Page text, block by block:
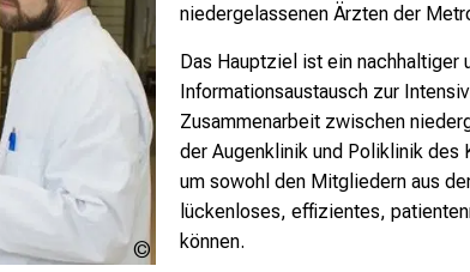
augennetz-
niedergelassenen Ärzten der
Das Hauptziel ist ein nachhaltiger
Informationsaustausch zur
Zusammenarbeit zwischen
der Augenklinik und Poliklinik des
um sowohl den Mitgliedern aus
lückenloses, effizientes,
können.